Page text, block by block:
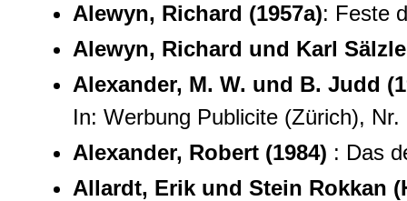
Alewyn, Richard (1957a): Feste
Alewyn, Richard und Karl
Alexander, M. W. und B. Judd
In: Werbung Publicite (Zürich),
Alexander, Robert (1984) : Das
Allardt, Erik und Stein Rokkan